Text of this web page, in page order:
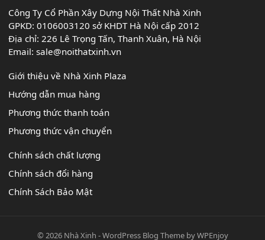
Công Ty Cổ Phần Xây Dựng Nội Thất Nhà Xinh
GPKD: 0106003120 sở KHDT Hà Nội cấp 2012
Địa chỉ: 226 Lê Trọng Tấn, Thanh Xuân, Hà Nội
Email:sale@noithatxinh.vn
Giới thiệu về Nhà Xinh Plaza
Hướng dẫn mua hàng
Phương thức thanh toán
Phương thức vận chuyển
Chính sách chất lượng
Chính sách đổi hàng
Chính Sách Bảo Mật
© 2026 Nhà Xinh -WordPress Blog ThemebyWPEnjoy